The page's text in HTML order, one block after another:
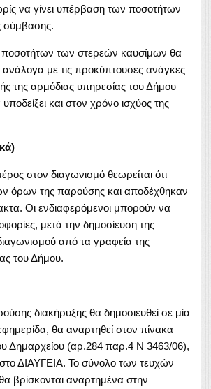
να γίνει υπέρβαση των ποσοτήτων
σύμβασης.
των στερεών καυσίμων θα
ανάλογα με τις προκύπτουσες ανάγκες
της αρμόδιας υπηρεσίας του Δήμου
και στον χρόνο ισχύος της
στον διαγωνισμό θεωρείται ότι
όρων της παρούσης και αποδέχθηκαν
Οι ενδιαφερόμενοι μπορούν να
μετά την δημοσίευση της
από τα γραφεία της
του Δήμου.
διακήρυξης θα δημοσιευθεί σε μία
θα αναρτηθεί στον πίνακα
Δημαρχείου (αρ.284 παρ.4 Ν 3463/06),
ΔΙΑΥΓΕΙΑ. Το σύνολο των τευχών
βρίσκονται αναρτημένα στην